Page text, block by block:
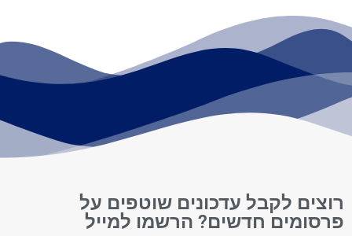
רוצים לקבל עדכונים שוטפים על
פרסומים חדשים? הרשמו למייל